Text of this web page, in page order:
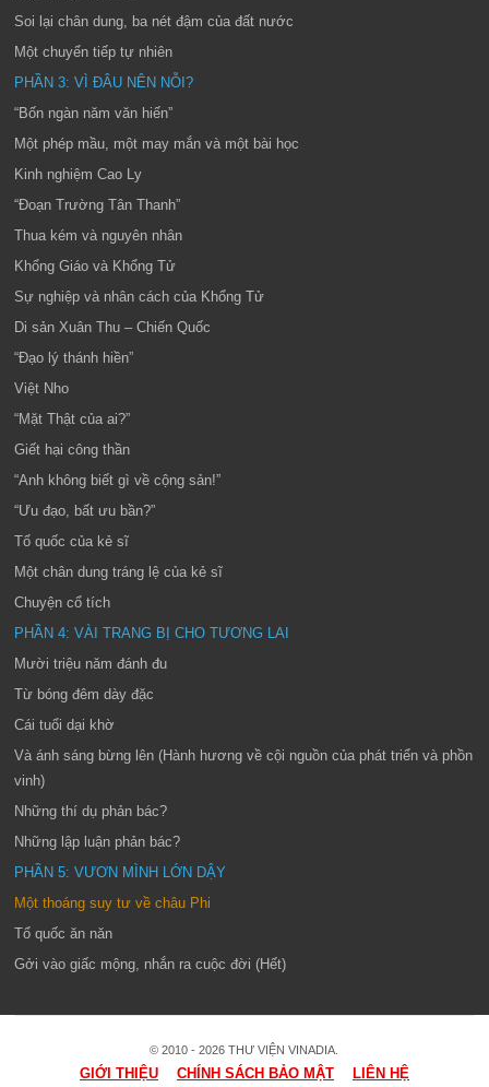
Soi lại chân dung, ba nét đậm của đất nước
Một chuyển tiếp tự nhiên
PHẦN 3: VÌ ĐÂU NÊN NỖI?
“Bốn ngàn năm văn hiến”
Một phép mầu, một may mắn và một bài học
Kinh nghiệm Cao Ly
“Đoạn Trường Tân Thanh”
Thua kém và nguyên nhân
Khổng Giáo và Khổng Tử
Sự nghiệp và nhân cách của Khổng Tử
Di sản Xuân Thu – Chiến Quốc
“Đạo lý thánh hiền”
Việt Nho
“Mặt Thật của ai?”
Giết hại công thần
“Anh không biết gì về cộng sản!”
“Ưu đạo, bất ưu bần?”
Tổ quốc của kẻ sĩ
Một chân dung tráng lệ của kẻ sĩ
Chuyện cổ tích
PHẦN 4: VÀI TRANG BỊ CHO TƯƠNG LAI
Mười triệu năm đánh đu
Từ bóng đêm dày đặc
Cái tuổi dại khờ
Và ánh sáng bừng lên (Hành hương về cội nguồn của phát triển và phồn
vinh)
Những thí dụ phản bác?
Những lập luận phản bác?
PHẦN 5: VƯƠN MÌNH LỚN DẬY
Một thoáng suy tư về châu Phi
Tổ quốc ăn năn
Gởi vào giấc mộng, nhắn ra cuộc đời (Hết)
© 2010 - 2026 THƯ VIỆN VINADIA.
GIỚI THIỆU CHÍNH SÁCH BẢO MẬT LIÊN HỆ